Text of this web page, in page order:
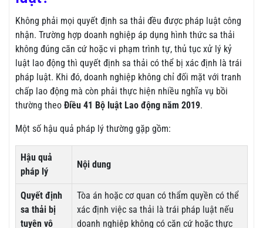
Không phải mọi quyết định sa thải đều được pháp luật công
nhận. Trường hợp doanh nghiệp áp dụng hình thức sa thải
không đúng căn cứ hoặc vi phạm trình tự, thủ tục xử lý kỷ
luật lao động thì quyết định sa thải có thể bị xác định là trái
pháp luật. Khi đó, doanh nghiệp không chỉ đối mặt với tranh
chấp lao động mà còn phải thực hiện nhiều nghĩa vụ bồi
thường theo Điều 41 Bộ luật Lao động năm 2019.
Một số hậu quả pháp lý thường gặp gồm:
Hậu quả
pháp lý
Nội dung
Quyết định
sa thải bị
tuyên vô
Tòa án hoặc cơ quan có thẩm quyền có thể
xác định việc sa thải là trái pháp luật nếu
doanh nghiệp không có căn cứ hoặc thực